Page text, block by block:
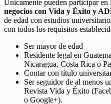
Únicamente pueden participar en
negocios con Vida y Éxito y
de edad con estudios
con todos los requisitos
Ser mayor de edad
Residente legal en
Nicaragua, Costa Rica o
Contar con título
Ser seguidor de al menos
Revista Vida y Éxito
o Google+).